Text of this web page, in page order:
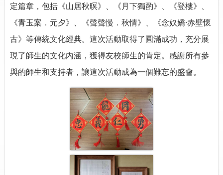
定篇章，包括《山居秋暝》、《月下獨酌》、《登樓》、
《青玉案．元夕》、《聲聲慢．秋情》、《念奴嬌·赤壁懷
古》等傳統文化經典。這次活動取得了圓滿成功，充分展
現了師生的文化內涵，獲得友校師生的肯定。感謝所有參
與的師生和支持者，讓這次活動成為一個難忘的盛會。